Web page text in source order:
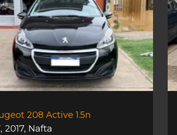
208 Active 1.5n
, 2017, Nafta